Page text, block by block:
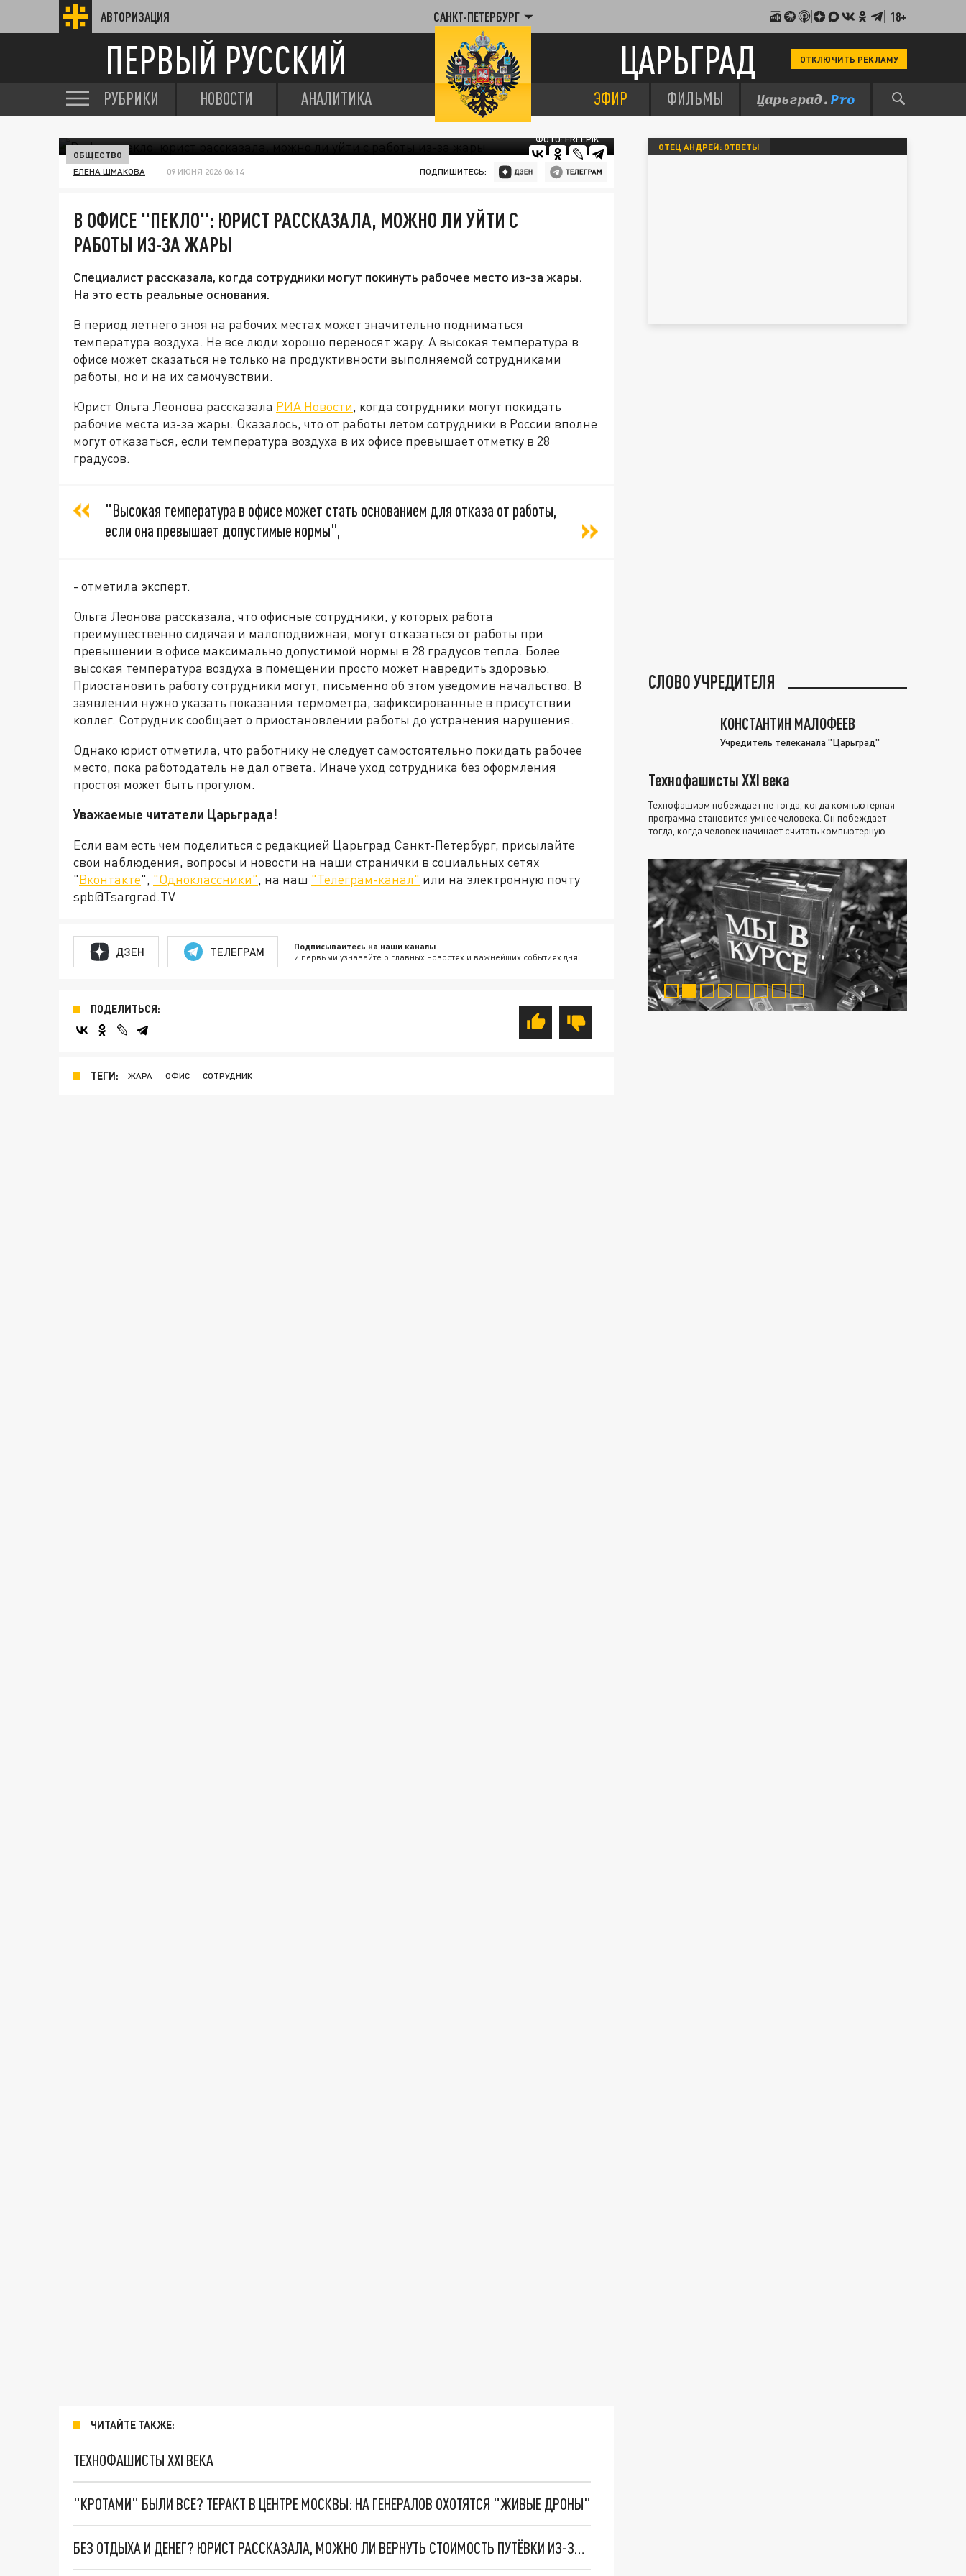
АВТОРИЗАЦИЯ САНКТ-ПЕТЕРБУРГ 18+
ПЕРВЫЙ РУССКИЙ ЦАРЬГРАД ОТКЛЮЧИТЬ РЕКЛАМУ
РУБРИКИ НОВОСТИ АНАЛИТИКА ЭФИР ФИЛЬМЫ
ФОТО: FREEPIK
ОБЩЕСТВО
ЕЛЕНА ШМАКОВА 09 ИЮНЯ 2026 06:14 ПОДПИШИТЕСЬ:
В ОФИСЕ "ПЕКЛО": ЮРИСТ РАССКАЗАЛА, МОЖНО ЛИ УЙТИ С
РАБОТЫ ИЗ-ЗА ЖАРЫ
Специалист рассказала, когда сотрудники могут покинуть рабочее место из-за жары.
На это есть реальные основания.
В период летнего зноя на рабочих местах может значительно подниматься
температура воздуха. Не все люди хорошо переносят жару. А высокая температура в
офисе может сказаться не только на продуктивности выполняемой сотрудниками
работы, но и на их самочувствии.
Юрист Ольга Леонова рассказала РИА Новости, когда сотрудники могут покидать
рабочие места из-за жары. Оказалось, что от работы летом сотрудники в России вполне
могут отказаться, если температура воздуха в их офисе превышает отметку в 28
градусов.
"Высокая температура в офисе может стать основанием для отказа от работы,
если она превышает допустимые нормы",
- отметила эксперт.
Ольга Леонова рассказала, что офисные сотрудники, у которых работа
преимущественно сидячая и малоподвижная, могут отказаться от работы при
превышении в офисе максимально допустимой нормы в 28 градусов тепла. Более
высокая температура воздуха в помещении просто может навредить здоровью.
Приостановить работу сотрудники могут, письменно об этом уведомив начальство. В
заявлении нужно указать показания термометра, зафиксированные в присутствии
коллег. Сотрудник сообщает о приостановлении работы до устранения нарушения.
Однако юрист отметила, что работнику не следует самостоятельно покидать рабочее
место, пока работодатель не дал ответа. Иначе уход сотрудника без оформления
простоя может быть прогулом.
Уважаемые читатели Царьграда!
Если вам есть чем поделиться с редакцией Царьград Санкт-Петербург, присылайте
свои наблюдения, вопросы и новости на наши странички в социальных сетях
"Вконтакте", "Одноклассники", на наш "Телеграм-канал" или на электронную почту
spb@Tsargrad.TV
ДЗЕН ТЕЛЕГРАМ Подписывайтесь на наши каналы
и первыми узнавайте о главных новостях и важнейших событиях дня.
ПОДЕЛИТЬСЯ:
ТЕГИ: ЖАРА ОФИС СОТРУДНИК
ЧИТАЙТЕ ТАКЖЕ:
ТЕХНОФАШИСТЫ XXI ВЕКА
"КРОТАМИ" БЫЛИ ВСЕ? ТЕРАКТ В ЦЕНТРЕ МОСКВЫ: НА ГЕНЕРАЛОВ ОХОТЯТСЯ "ЖИВЫЕ ДРОНЫ"
БЕЗ ОТДЫХА И ДЕНЕГ? ЮРИСТ РАССКАЗАЛА, МОЖНО ЛИ ВЕРНУТЬ СТОИМОСТЬ ПУТЁВКИ ИЗ-ЗА БОЛЕЗНИ
ОТЕЦ АНДРЕЙ: ОТВЕТЫ
СЛОВО УЧРЕДИТЕЛЯ
КОНСТАНТИН МАЛОФЕЕВ
Учредитель телеканала "Царьград"
Технофашисты XXI века
Технофашизм побеждает не тогда, когда компьютерная
программа становится умнее человека. Он побеждает
тогда, когда человек начинает считать компьютерную